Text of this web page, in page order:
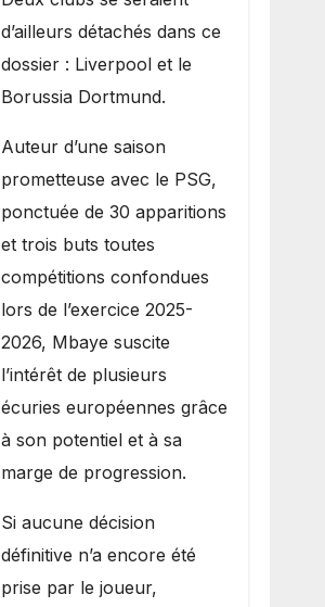
d’ailleurs détachés dans ce
dossier : Liverpool et le
Borussia Dortmund.
Auteur d’une saison
prometteuse avec le PSG,
ponctuée de 30 apparitions
et trois buts toutes
compétitions confondues
lors de l’exercice 2025-
2026, Mbaye suscite
l’intérêt de plusieurs
écuries européennes grâce
à son potentiel et à sa
marge de progression.
Si aucune décision
définitive n’a encore été
prise par le joueur,